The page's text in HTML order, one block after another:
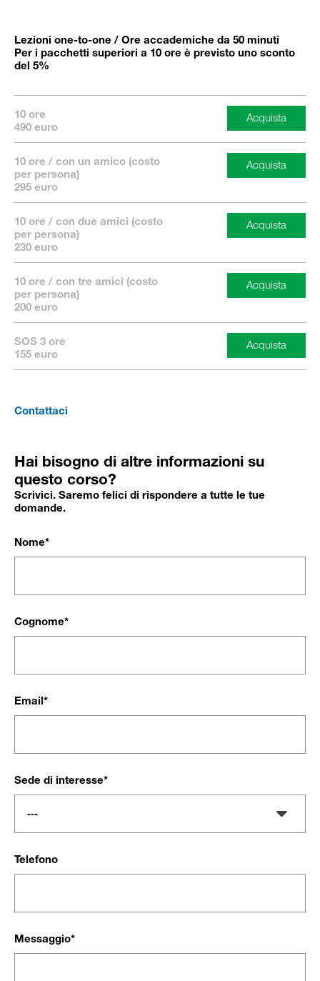
Lezioni one-to-one / Ore accademiche da 50 minuti
Per i pacchetti superiori a 10 ore è previsto uno sconto
del 5%
10 ore
490 euro
10 ore / con un amico (costo
per persona)
295 euro
10 ore / con due amici (costo
per persona)
230 euro
10 ore / con tre amici (costo
per persona)
200 euro
SOS 3 ore
155 euro
Contattaci
Hai bisogno di altre informazioni su
questo corso?
Scrivici. Saremo felici di rispondere a tutte le tue
domande.
Nome*
Cognome*
Email*
Sede di interesse*
Telefono
Messaggio*